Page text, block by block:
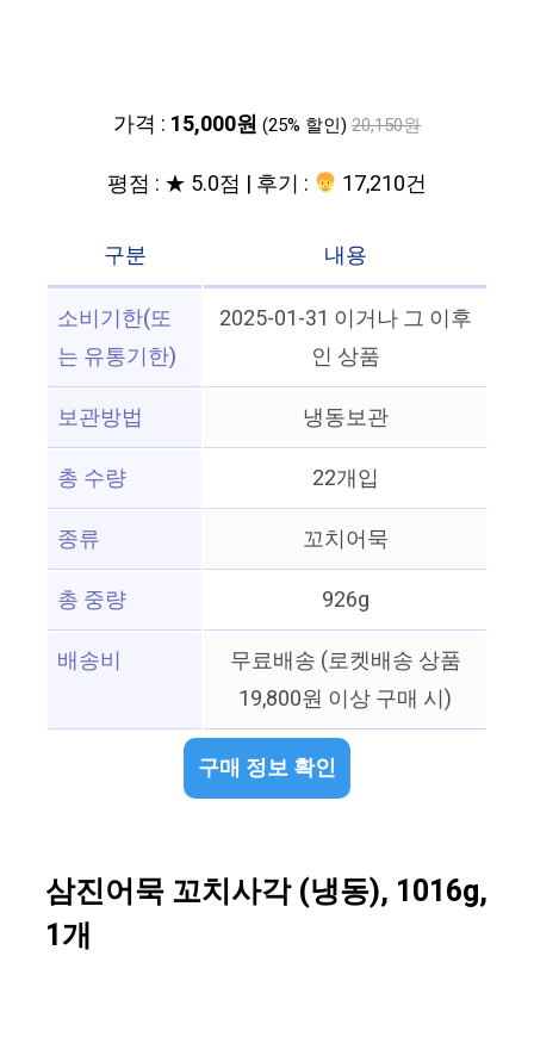
가격 : 15,000원 (25% 할인) 20,150원
평점 : ★ 5.0점 | 후기 : 17,210건
구분
내용
소비기한(또
는 유통기한)
2025-01-31 이거나 그 이후
인 상품
보관방법
냉동보관
총 수량
22개입
종류
꼬치어묵
총 중량
926g
배송비
무료배송 (로켓배송 상품
19,800원 이상 구매 시)
구매 정보 확인
삼진어묵 꼬치사각 (냉동), 1016g,
1개